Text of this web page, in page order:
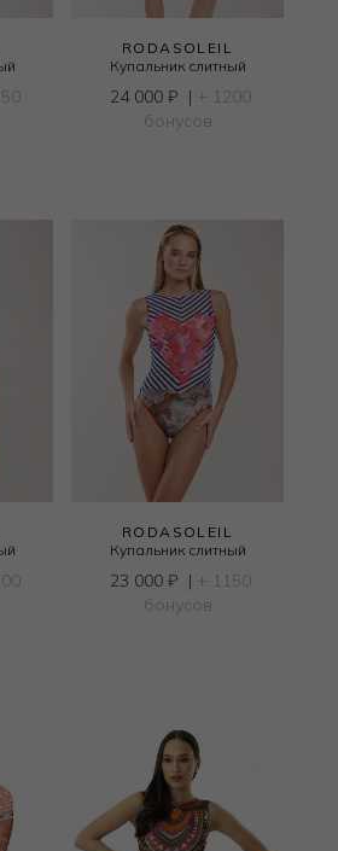
RODASOLEIL
Купальник слитный
24 000 ₽ | + 1200
бонусов
RODASOLEIL
Купальник слитный
23 000 ₽ | + 1150
бонусов